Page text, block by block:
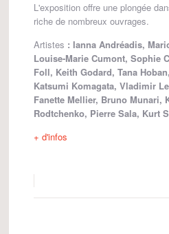
L'exposition offre une plongée
riche de nombreux ouvrages.
Artistes : Ianna Andréadis,
Louise-Marie Cumont, Sophie
Foll, Keith Godard, Tana
Katsumi Komagata, Vladimir
Fanette Mellier, Bruno Munari,
Rodtchenko, Pierre Sala, Kurt
+ d'infos